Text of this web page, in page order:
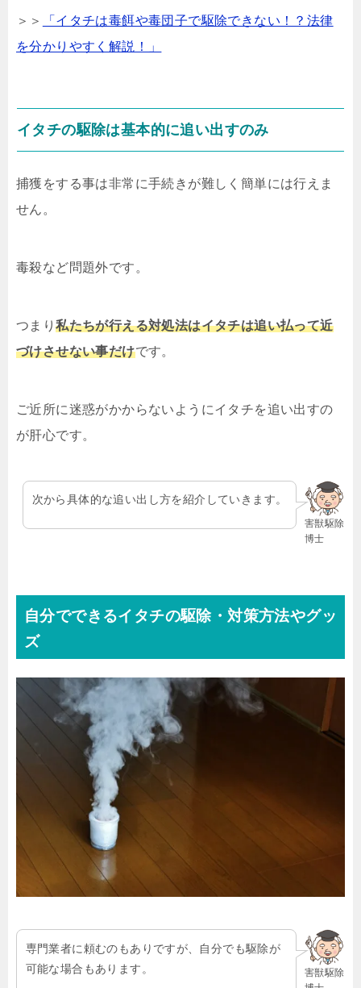
＞＞
「イタチは毒餌や毒団子で駆除できない！？法律
を分かりやすく解説！」
イタチの駆除は基本的に追い出すのみ
捕獲をする事は非常に手続きが難しく簡単には行えま
せん。
毒殺など問題外です。
つまり私たちが行える対処法はイタチは追い払って近
づけさせない事だけです。
ご近所に迷惑がかからないようにイタチを追い出すの
が肝心です。
害獣駆除
博士
次から具体的な追い出し方を紹介していきます。
自分でできるイタチの駆除・対策方法やグッ
ズ
害獣駆除
専門業者に頼むのもありですが、自分でも駆除が
可能な場合もあります。